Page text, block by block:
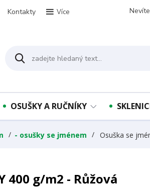
Kontakty Více
OSUŠKY A RUČNÍKY
- osušky se jménem Osuška se
400 g/m2 - Růžová